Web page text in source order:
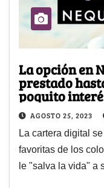
La opción en
prestado
poquito
AGOSTO 25, 2023
La cartera digital
favoritas de los
le "salva la vida" a